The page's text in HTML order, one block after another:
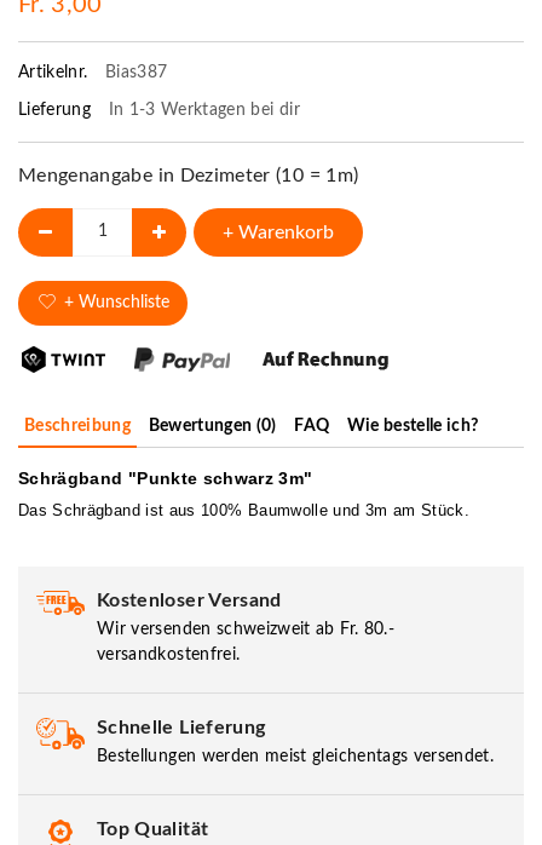
Artikelnr. Bias387
Lieferung In 1-3 Werktagen bei dir
Mengenangabe in Dezimeter (10 = 1m)
+ Warenkorb
+ Wunschliste
Beschreibung Bewertungen (0) FAQ Wie bestelle ich?
Schrägband "Punkte schwarz 3m"
Das Schrägband ist aus 100% Baumwolle und 3m am Stück.
Kostenloser Versand
Wir versenden schweizweit ab Fr. 80.-
versandkostenfrei.
Schnelle Lieferung
Bestellungen werden meist gleichentags versendet.
Top Qualität